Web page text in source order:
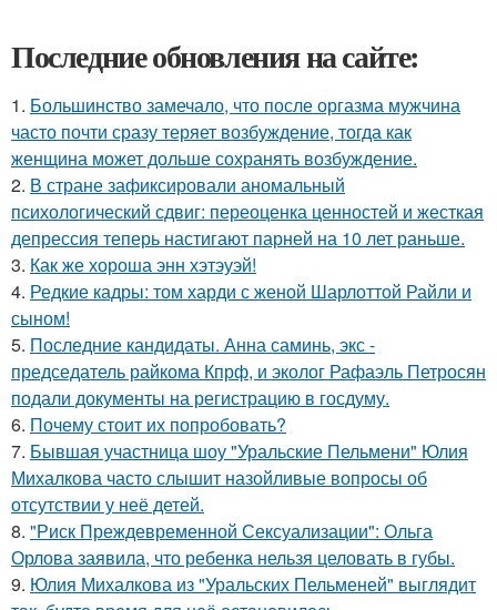
Последние обновления на сайте:
1. Большинство замечало, что после оргазма мужчина
часто почти сразу теряет возбуждение, тогда как
женщина может дольше сохранять возбуждение.
2. В стране зафиксировали аномальный
психологический сдвиг: переоценка ценностей и жесткая
депрессия теперь настигают парней на 10 лет раньше.
3. Как же хороша энн хэтэуэй!
4. Редкие кадры: том харди с женой Шарлоттой Райли и
сыном!
5. Последние кандидаты. Анна саминь, экс -
председатель райкома Кпрф, и эколог Рафаэль Петросян
подали документы на регистрацию в госдуму.
6. Почему стоит их попробовать?
7. Бывшая участница шоу "Уральские Пельмени" Юлия
Михалкова часто слышит назойливые вопросы об
отсутствии у неё детей.
8. "Риск Преждевременной Сексуализации": Ольга
Орлова заявила, что ребенка нельзя целовать в губы.
9. Юлия Михалкова из "Уральских Пельменей" выглядит